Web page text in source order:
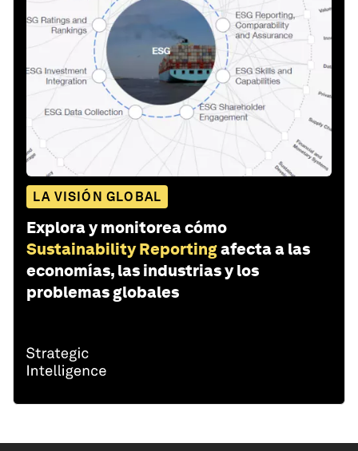
LA VISIÓN GLOBAL
Explora y monitorea cómo
Sustainability Reportingafecta a las
economías, las industrias y los
problemas globales